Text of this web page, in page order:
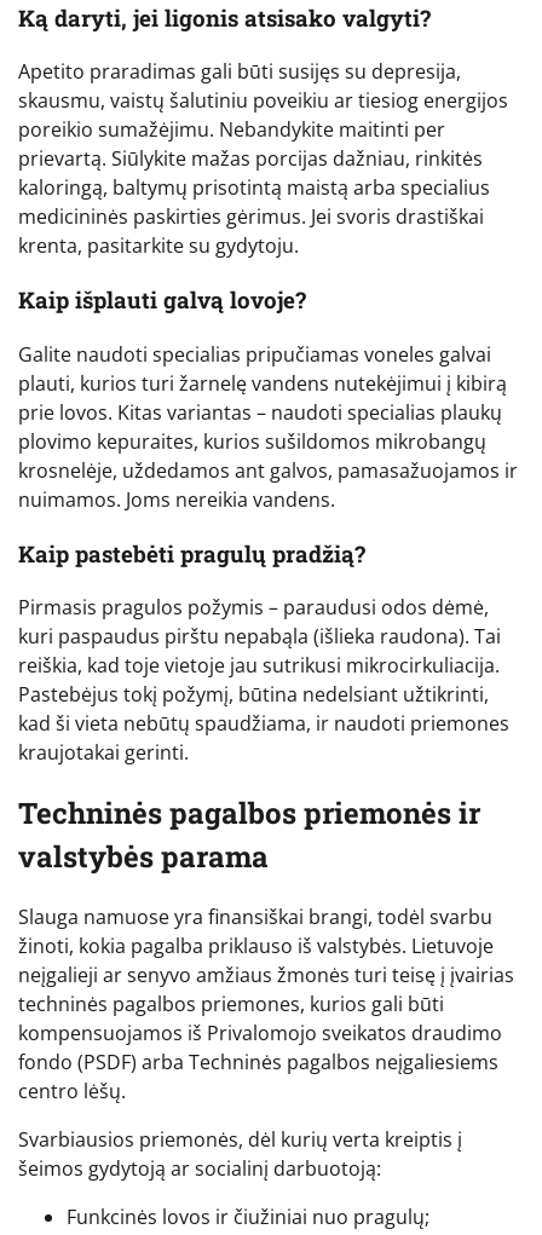
Ką daryti, jei ligonis atsisako valgyti?
Apetito praradimas gali būti susijęs su depresija,
skausmu, vaistų šalutiniu poveikiu ar tiesiog energijos
poreikio sumažėjimu. Nebandykite maitinti per
prievartą. Siūlykite mažas porcijas dažniau, rinkitės
kaloringą, baltymų prisotintą maistą arba specialius
medicininės paskirties gėrimus. Jei svoris drastiškai
krenta, pasitarkite su gydytoju.
Kaip išplauti galvą lovoje?
Galite naudoti specialias pripučiamas voneles galvai
plauti, kurios turi žarnelę vandens nutekėjimui į kibirą
prie lovos. Kitas variantas – naudoti specialias plaukų
plovimo kepuraites, kurios sušildomos mikrobangų
krosnelėje, uždedamos ant galvos, pamasažuojamos ir
nuimamos. Joms nereikia vandens.
Kaip pastebėti pragulų pradžią?
Pirmasis pragulos požymis – paraudusi odos dėmė,
kuri paspaudus pirštu nepabąla (išlieka raudona). Tai
reiškia, kad toje vietoje jau sutrikusi mikrocirkuliacija.
Pastebėjus tokį požymį, būtina nedelsiant užtikrinti,
kad ši vieta nebūtų spaudžiama, ir naudoti priemones
kraujotakai gerinti.
Techninės pagalbos priemonės ir
valstybės parama
Slauga namuose yra finansiškai brangi, todėl svarbu
žinoti, kokia pagalba priklauso iš valstybės. Lietuvoje
neįgalieji ar senyvo amžiaus žmonės turi teisę į įvairias
techninės pagalbos priemones, kurios gali būti
kompensuojamos iš Privalomojo sveikatos draudimo
fondo (PSDF) arba Techninės pagalbos neįgaliesiems
centro lėšų.
Svarbiausios priemonės, dėl kurių verta kreiptis į
šeimos gydytoją ar socialinį darbuotoją:
Funkcinės lovos ir čiužiniai nuo pragulų;